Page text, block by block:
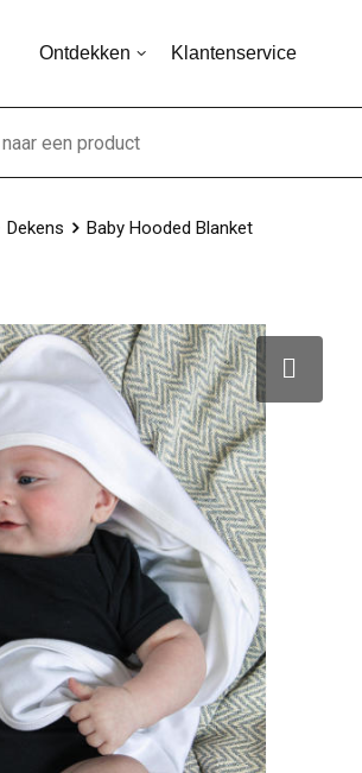
Ontdekken Klantenservice
Dekens Baby Hooded Blanket